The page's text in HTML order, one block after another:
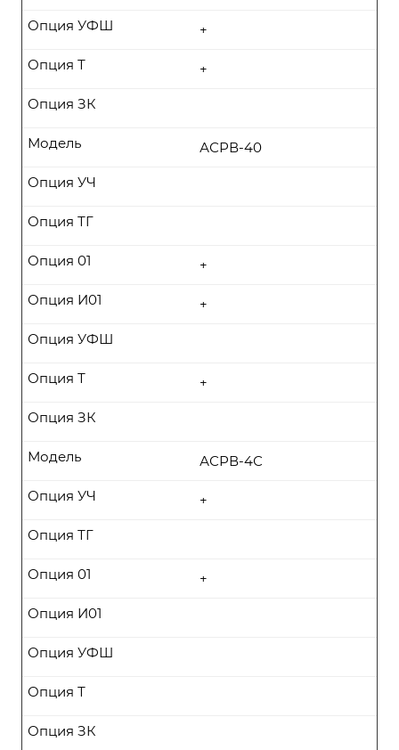
+
Опция УФШ
+
Опция Т
Опция ЗК
АСРВ-40
Модель
Опция УЧ
Опция ТГ
+
Опция 01
+
Опция И01
Опция УФШ
+
Опция Т
Опция ЗК
АСРВ-4С
Модель
+
Опция УЧ
Опция ТГ
+
Опция 01
Опция И01
Опция УФШ
Опция Т
Опция ЗК